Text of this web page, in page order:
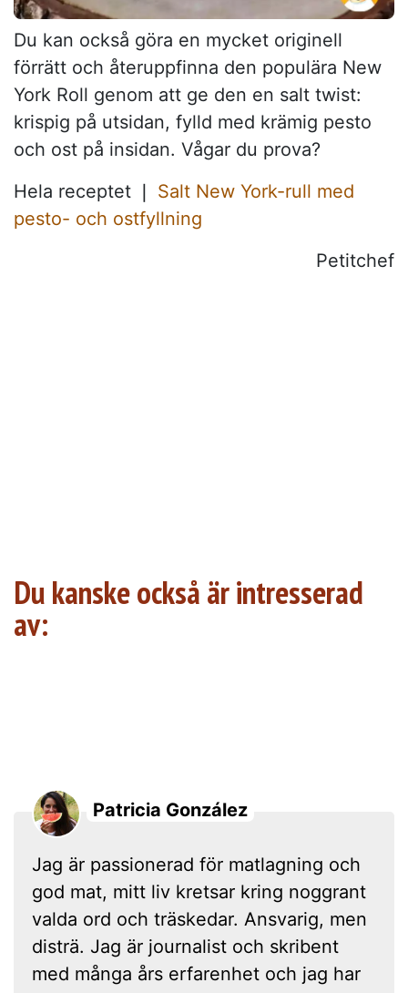
Du kan också göra en mycket originell
förrätt och återuppfinna den populära New
York Roll genom att ge den en salt twist:
krispig på utsidan, fylld med krämig pesto
och ost på insidan. Vågar du prova?
Hela receptet ❘ Salt New York-rull med
pesto- och ostfyllning
Petitchef
Du kanske också är intresserad
av:
Patricia González
Jag är passionerad för matlagning och
god mat, mitt liv kretsar kring noggrant
valda ord och träskedar. Ansvarig, men
disträ. Jag är journalist och skribent
med många års erfarenhet och jag har